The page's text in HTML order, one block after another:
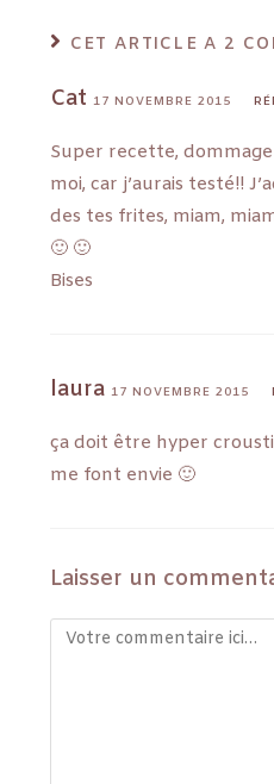
CET ARTICLE A 2
Cat 17 NOVEMBRE 2015
Super recette,
moi, car j’aurais testé!!
des tes frites, miam,
🙂 🙂
Bises
laura 17 NOVEMBRE 2015
ça doit être hyper
me font envie 🙂
Laisser un